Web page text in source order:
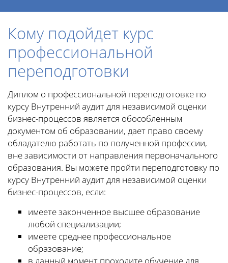
Кому подойдет курс
профессиональной
переподготовки
Диплом о профессиональной переподготовке по
курсу Внутренний аудит для независимой оценки
бизнес-процессов является обособленным
документом об образовании, дает право своему
обладателю работать по полученной профессии,
вне зависимости от направления первоначального
образования. Вы можете пройти переподготовку по
курсу Внутренний аудит для независимой оценки
бизнес-процессов, если:
имеете законченное высшее образование
любой специализации;
имеете среднее профессиональное
образование;